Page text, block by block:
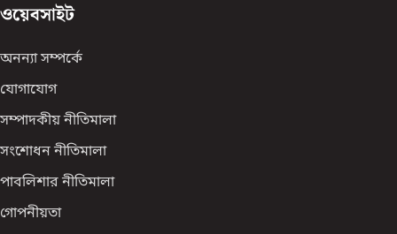
ওয়েবসাইট
অনন্যা সম্পর্কে
যোগাযোগ
সম্পাদকীয় নীতিমালা
সংশোধন নীতিমালা
পাবলিশার নীতিমালা
গোপনীয়তা